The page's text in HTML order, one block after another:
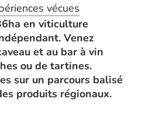
vécues
en viticulture
Venez
et au bar à vin
ou de tartines.
sur un parcours balisé
produits régionaux.